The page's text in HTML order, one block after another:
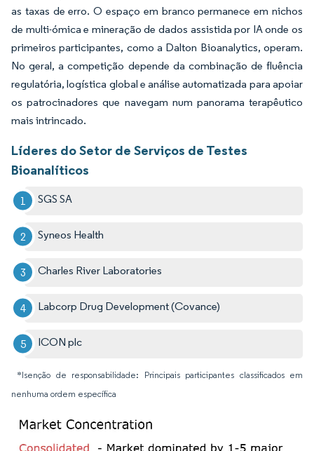
as taxas de erro. O espaço em branco permanece em nichos
de multi-ómica e mineração de dados assistida por IA onde os
primeiros participantes, como a Dalton Bioanalytics, operam.
No geral, a competição depende da combinação de fluência
regulatória, logística global e análise automatizada para apoiar
os patrocinadores que navegam num panorama terapêutico
mais intrincado.
Líderes do Setor de Serviços de Testes
Bioanalíticos
SGS SA
Syneos Health
Charles River Laboratories
Labcorp Drug Development (Covance)
ICON plc
*Isenção de responsabilidade: Principais participantes classificados em
nenhuma ordem específica